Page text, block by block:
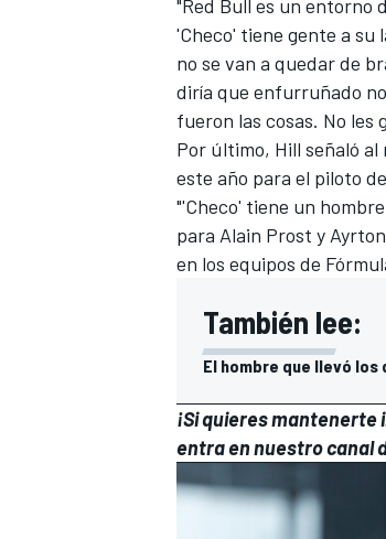
"Red Bull es un entorno
'Checo' tiene gente a su
no se van a quedar de
diría que enfurruñado
fueron las cosas. No les
Por último, Hill señaló
este año para el piloto
"'Checo' tiene un
para Alain Prost y
en los equipos de
También lee:
El hombre que llevó
¡Si quieres mantenerte
entra ennuestro canal